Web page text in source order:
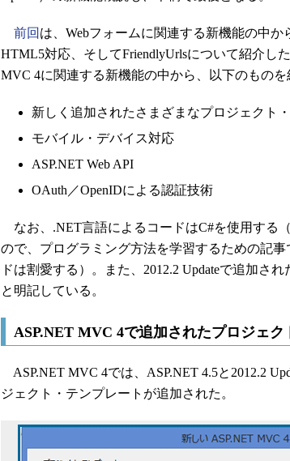
前回 は、Webフォームに関連する新機能の中か
HTML5対応、そしてFriendlyUrlsについて紹介し
MVC 4に関連する新機能の中から、以下のものを
新しく追加されたさまざまなプロジェクト
モバイル・デバイス対応
ASP.NET Web API
OAuth／OpenIDによる認証技術
なお、.NET言語によるコードはC#を使用する
ので、プログラミング方法を学習するための記事
ドは割愛する）。また、2012.2 Updateで追加され
と明記している。
ASP.NET MVC 4で追加されたプロジェク
ASP.NET MVC 4では、ASP.NET 4.5と2012.2
ジェクト・テンプレートが追加された。